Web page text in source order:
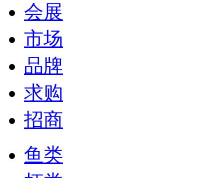
会展
市场
品牌
求购
招商
鱼类